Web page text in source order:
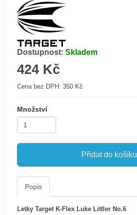
Dostupnost: Skladem
424 Kč
Cena bez DPH: 350 Kč
Množství
Přidat do košíku
Popis
Letky Target K-Flex Luke Littler No.6